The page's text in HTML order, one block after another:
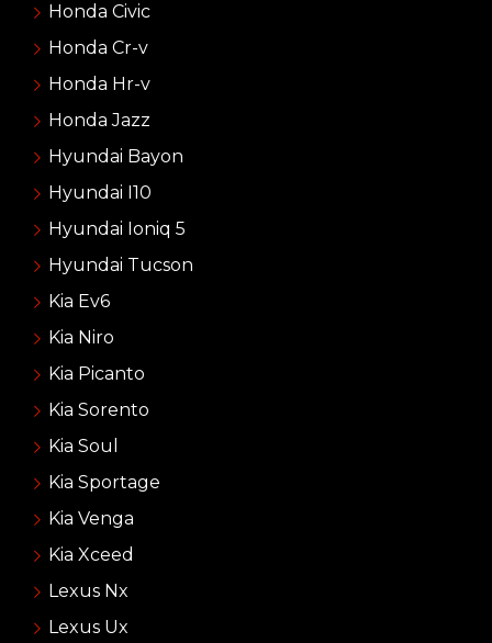
Honda Civic
Honda Cr-v
Honda Hr-v
Honda Jazz
Hyundai Bayon
Hyundai I10
Hyundai Ioniq 5
Hyundai Tucson
Kia Ev6
Kia Niro
Kia Picanto
Kia Sorento
Kia Soul
Kia Sportage
Kia Venga
Kia Xceed
Lexus Nx
Lexus Ux